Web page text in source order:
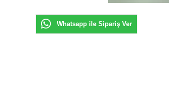
Whatsapp ile Sipariş Ver